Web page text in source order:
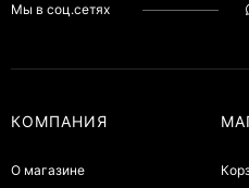
Мы в соц.сетях
КОМПАНИЯ
О магазине